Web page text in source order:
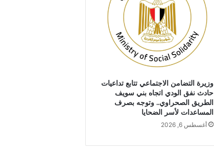
وزيرة التضامن الاجتماعي تتابع تداعيات
حادث نفق الودي اتجاه بني سويف
الطريق الصحراوي.. وتوجه بصرف
المساعدات لأسر الضحايا
أغسطس 6, 2026